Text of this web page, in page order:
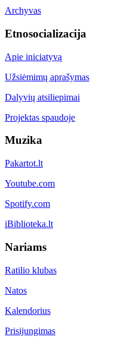
Archyvas
Etnosocializacija
Apie iniciatyvą
Užsiėmimų aprašymas
Dalyvių atsiliepimai
Projektas spaudoje
Muzika
Pakartot.lt
Youtube.com
Spotify.com
iBiblioteka.lt
Nariams
Ratilio klubas
Natos
Kalendorius
Prisijungimas